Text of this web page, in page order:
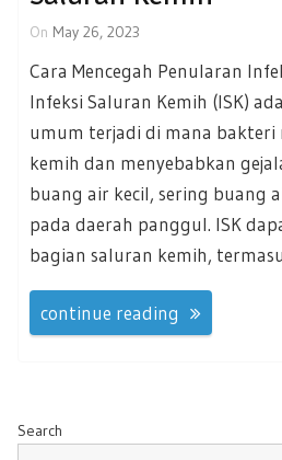
On May 26, 2023
Cara Mencegah Penularan
Infeksi Saluran Kemih (ISK)
umum terjadi di mana bakteri
kemih dan menyebabkan
buang air kecil, sering buang
pada daerah panggul. ISK
bagian saluran kemih,
continue reading
Search